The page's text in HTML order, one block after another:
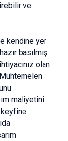
ve
kendine yer
basılmış
olan
maliyetini
keyfine